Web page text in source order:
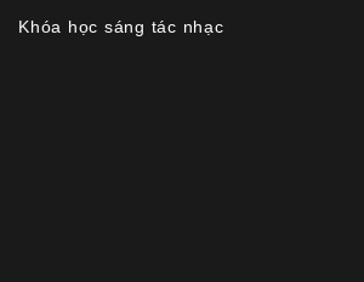
Khóa học sáng tác nhạc